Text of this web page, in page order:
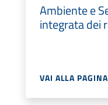
Ambiente e
integrata dei
VAI ALLA PAGINA